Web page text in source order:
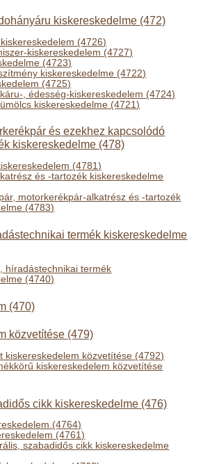
kiskereskedelme (472)
(4726)
kiskereskedelem (4727)
(4723)
kiskereskedelme (4722)
(4725)
, édesség-kiskereskedelem (4724)
kiskereskedelme (4721)
és ezekhez kapcsolódó
kiskereskedelme (478)
(4781)
és -tartozék kiskereskedelme
motorkerékpár-alkatrész és -tartozék
(4783)
termék kiskereskedelme
híradástechnikai termék
(4740)
(470)
közvetítése (479)
kiskereskedelem közvetítése (4792)
kiskereskedelem közvetítése
cikk kiskereskedelme (476)
(4764)
(4761)
szabadidős cikk kiskereskedelme